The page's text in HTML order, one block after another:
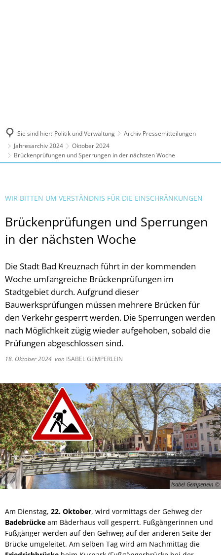
Sie sind hier: Politik und Verwaltung
Archiv Pressemitteilungen
Jahresarchiv 2024
Oktober 2024
Brückenprüfungen und Sperrungen in der nächsten Woche
WIR BITTEN UM VERSTÄNDNIS FÜR DIE EINSCHRÄNKUNGEN
Brückenprüfungen und Sperrungen
in der nächsten Woche
Die Stadt Bad Kreuznach führt in der kommenden
Woche umfangreiche Brückenprüfungen im
Stadtgebiet durch. Aufgrund dieser
Bauwerksprüfungen müssen mehrere Brücken für
den Verkehr gesperrt werden. Die Sperrungen werden
nach Möglichkeit zügig wieder aufgehoben, sobald die
Prüfungen abgeschlossen sind.
18. Oktober 2024 von ISABEL GEMPERLEIN
Isabel Gemperlein
Am Dienstag, 22. Oktober, wird vormittags der Gehweg der
Badebrücke am Bäderhaus voll gesperrt. Fußgängerinnen und
Fußgänger werden auf den Gehweg auf der anderen Seite der
Brücke umgeleitet. Am selben Tag wird am Nachmittag die